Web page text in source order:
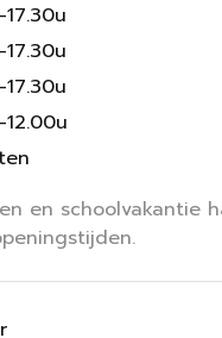
en schoolvakantie